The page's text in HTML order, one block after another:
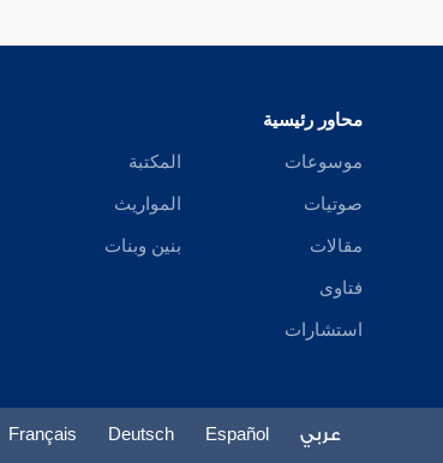
تفسير سورة الذاريات
تفسير سورة النجم
تفسير سورة القمر
تفسير سورة الواقعة
تفسير سورة المجادلة
محاور رئيسية
موسوعات
صوتيات
مقالات
فتاوى
استشارات
المكتبة
المواريث
بنين وبنات
عربي Español
Deutsch
Français